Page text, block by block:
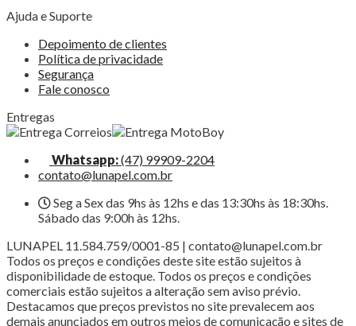
Ajuda e Suporte
Depoimento de clientes
Política de privacidade
Segurança
Fale conosco
Entregas
Whatsapp:(47) 99909-2204
contato@lunapel.com.br
Seg a Sex das 9hs às 12hs e das 13:30hs às 18:30hs.
Sábado das 9:00h às 12hs.
LUNAPEL 11.584.759/0001-85 | contato@lunapel.com.br
Todos os preços e condições deste site estão sujeitos à
disponibilidade de estoque. Todos os preços e condições
comerciais estão sujeitos a alteração sem aviso prévio.
Destacamos que preços previstos no site prevalecem aos
demais anunciados em outros meios de comunicação e sites de